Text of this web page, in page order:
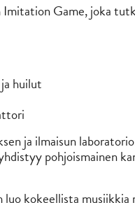
Imitation Game, joka
huilut
ja ilmaisun
pohjoismainen
kokeellista musiikkia